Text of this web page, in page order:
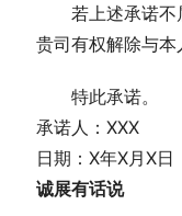
若上述承诺
贵司有权解除与本
特此承诺。
承诺人：XXX
日期：X年X月X日
诚展有话说